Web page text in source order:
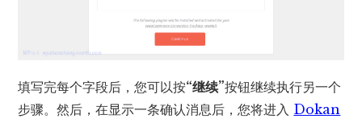
填写完每个字段后，您可以按“继续”按钮继续执行另一个
步骤。然后，在显示一条确认消息后，您将进入 Dokan